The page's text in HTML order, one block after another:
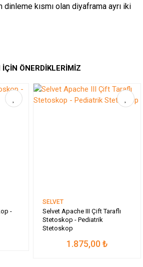
dinleme kısmı olan diyaframa ayrı iki
ilk yorumu siz yapın!
ÖNERDİKLERİMİZ
-
SELVET
Selvet Apache III Çift Taraflı
Stetoskop - Pediatrik
Stetoskop
1.875,00 ₺